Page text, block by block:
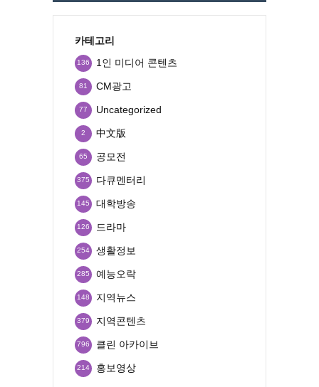
카테고리
1인 미디어 콘텐츠
136
CM광고
81
Uncategorized
77
中文版
2
공모전
65
다큐멘터리
375
대학방송
145
드라마
126
생활정보
254
예능오락
285
지역뉴스
148
지역콘텐츠
379
클린 아카이브
796
홍보영상
214